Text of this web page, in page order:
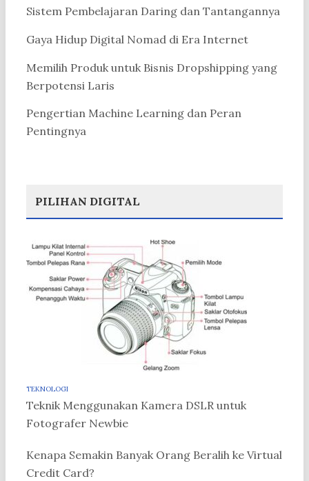
Sistem Pembelajaran Daring dan Tantangannya
Gaya Hidup Digital Nomad di Era Internet
Memilih Produk untuk Bisnis Dropshipping yang
Berpotensi Laris
Pengertian Machine Learning dan Peran
Pentingnya
PILIHAN DIGITAL
TEKNOLOGI
Teknik Menggunakan Kamera DSLR untuk
Fotografer Newbie
Kenapa Semakin Banyak Orang Beralih ke Virtual
Credit Card?